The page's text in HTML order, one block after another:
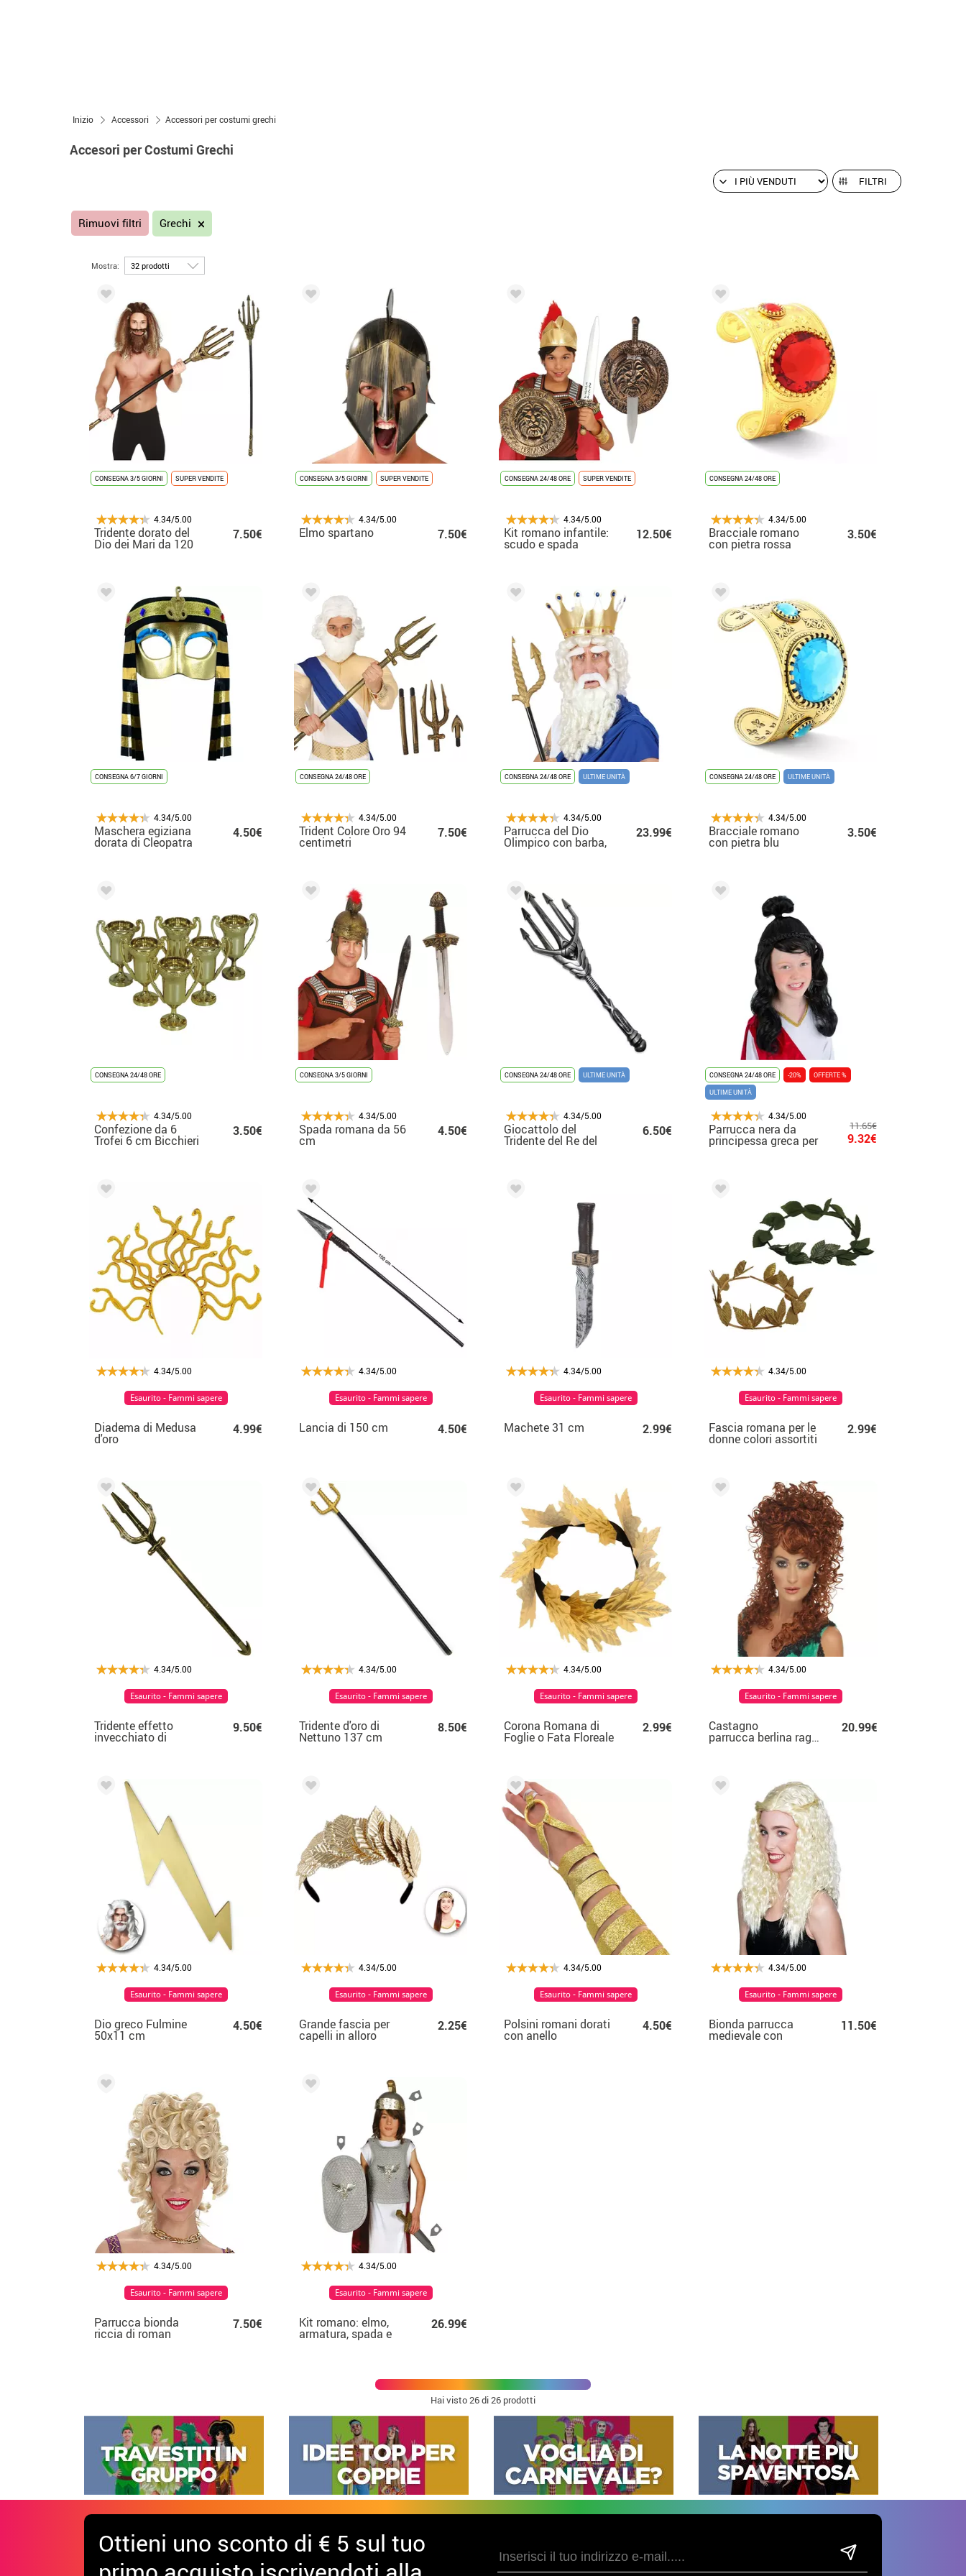
Inizio Accessori Accessori per costumi grechi
Accesori per Costumi Grechi
FILTRI
Rimuovi filtri Grechi
Mostra:
CONSEGNA 3/5 GIORNI SUPER VENDITE
4.34/5.00
Tridente dorato del
Dio dei Mari da 120
7.50€
CONSEGNA 3/5 GIORNI SUPER VENDITE
4.34/5.00
Elmo spartano 7.50€
CONSEGNA 24/48 ORE SUPER VENDITE
4.34/5.00
Kit romano infantile:
scudo e spada
12.50€
CONSEGNA 24/48 ORE
4.34/5.00
Bracciale romano
con pietra rossa
3.50€
CONSEGNA 6/7 GIORNI
4.34/5.00
Maschera egiziana
dorata di Cleopatra
4.50€
CONSEGNA 24/48 ORE
4.34/5.00
Trident Colore Oro 94
centimetri
7.50€
CONSEGNA 24/48 ORE ULTIME UNITÀ
4.34/5.00
Parrucca del Dio
Olimpico con barba,
baffi e sopracciglia
23.99€
CONSEGNA 24/48 ORE ULTIME UNITÀ
4.34/5.00
Bracciale romano
con pietra blu
3.50€
CONSEGNA 24/48 ORE
4.34/5.00
Confezione da 6
Trofei 6 cm Bicchieri
3.50€
CONSEGNA 3/5 GIORNI
4.34/5.00
Spada romana da 56
cm
4.50€
CONSEGNA 24/48 ORE ULTIME UNITÀ
4.34/5.00
Giocattolo del
Tridente del Re del
6.50€
CONSEGNA 24/48 ORE -20%
OFFERTE %
ULTIME UNITÀ
4.34/5.00
Parrucca nera da
principessa greca per
bambini
11.65€
9.32€
4.34/5.00
Diadema di Medusa
d'oro
4.99€
Esaurito - Fammi sapere
4.34/5.00
Lancia di 150 cm 4.50€
Esaurito - Fammi sapere
4.34/5.00
Machete 31 cm 2.99€
Esaurito - Fammi sapere
4.34/5.00
Fascia romana per le
donne colori assortiti
2.99€
Esaurito - Fammi sapere
4.34/5.00
Tridente effetto
invecchiato di
9.50€
Esaurito - Fammi sapere
4.34/5.00
Tridente d'oro di
Nettuno 137 cm
8.50€
Esaurito - Fammi sapere
4.34/5.00
Corona Romana di
Foglie o Fata Floreale
2.99€
Esaurito - Fammi sapere
4.34/5.00
Castagno
parrucca berlina ragazza lunghi,
ricci
20.99€
Esaurito - Fammi sapere
4.34/5.00
Dio greco Fulmine
50x11 cm
4.50€
Esaurito - Fammi sapere
4.34/5.00
Grande fascia per
capelli in alloro
romano dorato
2.25€
Esaurito - Fammi sapere
4.34/5.00
Polsini romani dorati
con anello
4.50€
Esaurito - Fammi sapere
4.34/5.00
Bionda parrucca
medievale con
11.50€
Esaurito - Fammi sapere
4.34/5.00
Parrucca bionda
riccia di roman
7.50€
Esaurito - Fammi sapere
4.34/5.00
Kit romano: elmo,
armatura, spada e
26.99€
Esaurito - Fammi sapere
Hai visto26di 26 prodotti
Ottieni uno sconto di € 5 sul tuo